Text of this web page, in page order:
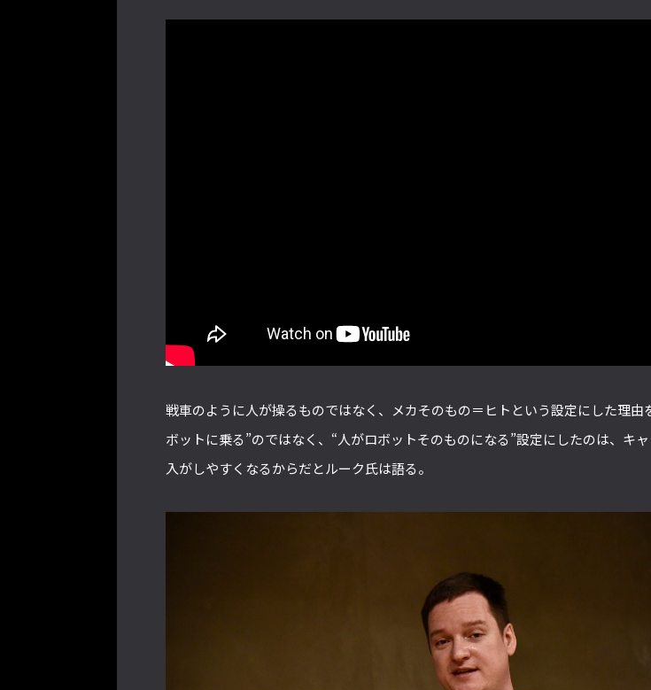
戦車のように人が操るものではなく、メカそのもの＝ヒトという設定にした理由
ボットに乗る”のではなく、“人がロボットそのものになる”設定にしたのは、キ
入がしやすくなるからだとルーク氏は語る。